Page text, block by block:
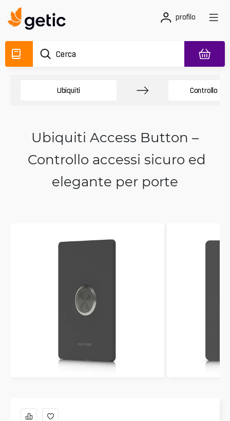
profilo
Ubiquiti Controllo
Ubiquiti Access Button –
Controllo accessi sicuro ed
elegante per porte